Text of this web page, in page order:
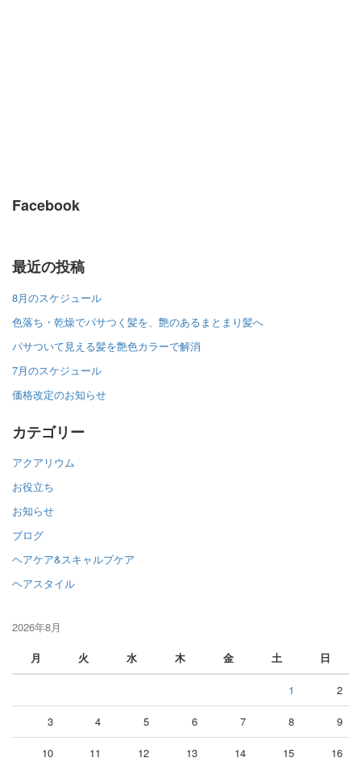
Facebook
最近の投稿
8月のスケジュール
色落ち・乾燥でパサつく髪を、艶のあるまとまり髪へ
パサついて見える髪を艶色カラーで解消
7月のスケジュール
価格改定のお知らせ
カテゴリー
アクアリウム
お役立ち
お知らせ
ブログ
ヘアケア&スキャルプケア
ヘアスタイル
2026年8月
月
火 水 木 金 土 日
1 2
3 4 5 6 7 8 9
10 11 12 13 14 15 16